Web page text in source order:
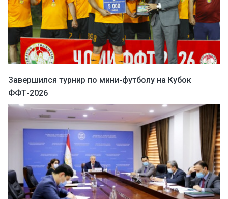
Завершился турнир по мини-футболу на Кубок
ФФТ-2026